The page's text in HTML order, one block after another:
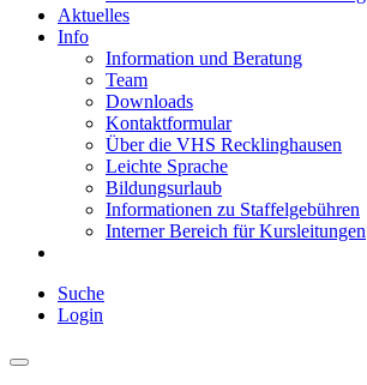
Aktuelles
Info
Information und Beratung
Team
Downloads
Kontaktformular
Über die VHS Recklinghausen
Leichte Sprache
Bildungsurlaub
Informationen zu Staffelgebühren
Interner Bereich für Kursleitungen
Suche
Login